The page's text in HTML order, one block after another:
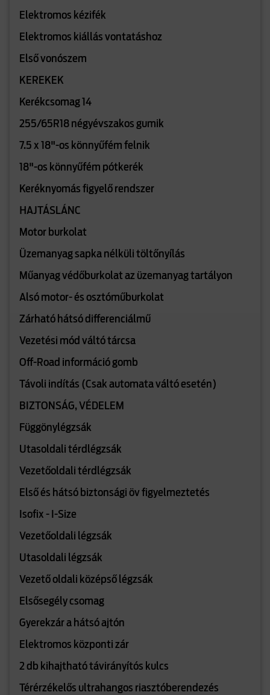
Elektromos kézifék
Elektromos kiállás vontatáshoz
Első vonószem
KEREKEK
Kerékcsomag 14
255/65R18 négyévszakos gumik
7.5 x 18"-os könnyűfém felnik
18"-os könnyűfém pótkerék
Keréknyomás figyelő rendszer
HAJTÁSLÁNC
Motor burkolat
Üzemanyag sapka nélküli töltőnyílás
Műanyag védőburkolat az üzemanyag tartályon
Alsó motor- és osztóműburkolat
Zárható hátsó differenciálmű
Vezetési mód váltó tárcsa
Off-Road információ gomb
Távoli indítás (Csak automata váltó esetén)
BIZTONSÁG, VÉDELEM
Függönylégzsák
Utasoldali térdlégzsák
Vezetőoldali térdlégzsák
Első és hátsó biztonsági öv figyelmeztetés
Isofix - I-Size
Vezetőoldali légzsák
Utasoldali légzsák
Vezető oldali középső légzsák
Elsősegély csomag
Gyerekzár a hátsó ajtón
Elektromos központi zár
2 db kihajtható távirányítós kulcs
Térérzékelős ultrahangos riasztóberendezés